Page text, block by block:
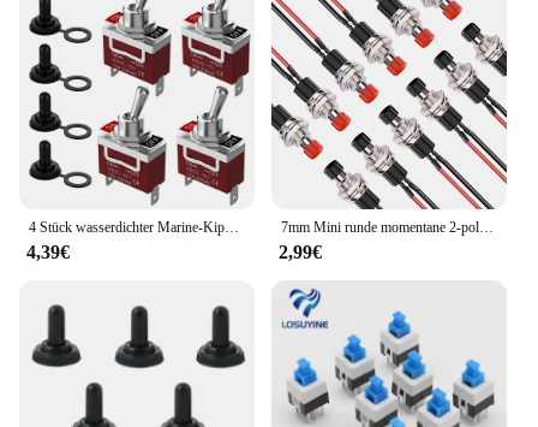
4 Stück wasserdichter Marine-Kippschalter, 12 V DC 30 A, robust, 250 V AC 15 A, SPST, 2-poliger EIN-Aus-Schalter mit wetterfester Kofferraumabdeckung
4,39€
7mm Mini runde momentane 2-polige vor gelötete Druckknopf schalter spst normal offen leuchten Drucktasten schaltet ein/aus rot schwarz
2,99€